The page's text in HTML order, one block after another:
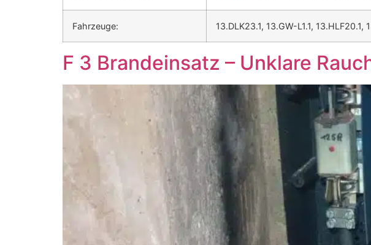
Fahrzeuge: 13.DLK23.1, 13.GW-L1.1, 13.HLF20.1,
F 3 Brandeinsatz – Unklare